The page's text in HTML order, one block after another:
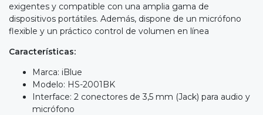
exigentes y compatible con una amplia gama de
dispositivos portátiles. Además, dispone de un micrófono
flexible y un práctico control de volumen en línea
Características:
Marca: iBlue
Modelo: HS-2001BK
Interface: 2 conectores de 3,5 mm (Jack) para audio y
micrófono